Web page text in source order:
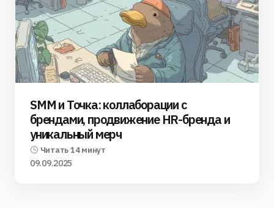
SMM и Точка: коллаборации с
брендами, продвижение HR-бренда и
уникальный мерч
Читать 14 минут
09.09.2025